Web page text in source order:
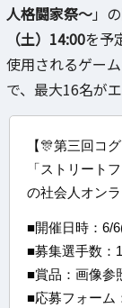
人格闘家祭～」
（土）14:00を予
使用されるゲー
で、最大16名が
【🎊第三回コ
「ストリート
の社会人オン
■開催日時：6/
■募集選手数：
■賞品：画像参
■応募フォーム